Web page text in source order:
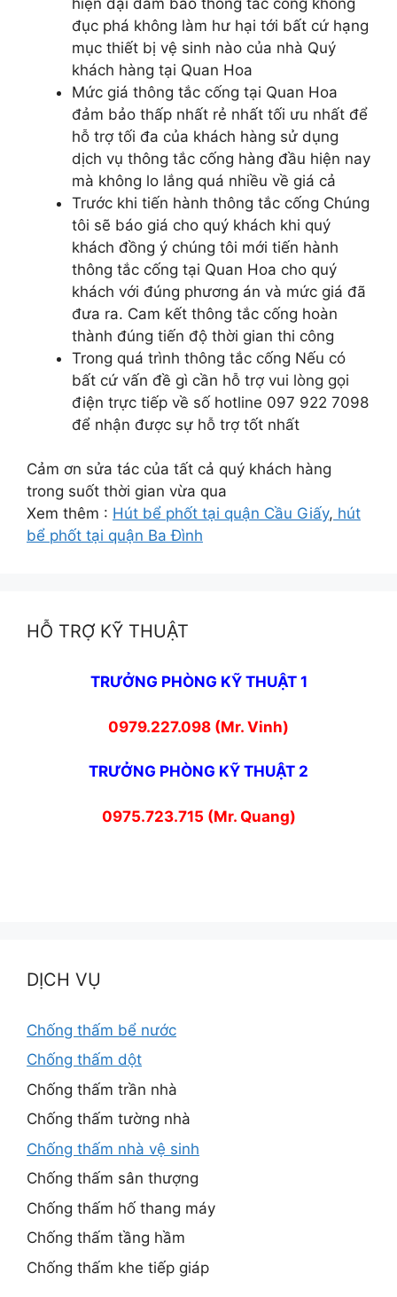
đục phá không làm hư hại tới bất cứ hạng
mục thiết bị vệ sinh nào của nhà Quý
khách hàng tại Quan Hoa
Mức giá thông tắc cống tại Quan Hoa
đảm bảo thấp nhất rẻ nhất tối ưu nhất để
hỗ trợ tối đa của khách hàng sử dụng
dịch vụ thông tắc cống hàng đầu hiện nay
mà không lo lắng quá nhiều về giá cả
Trước khi tiến hành thông tắc cống Chúng
tôi sẽ báo giá cho quý khách khi quý
khách đồng ý chúng tôi mới tiến hành
thông tắc cống tại Quan Hoa cho quý
khách với đúng phương án và mức giá đã
đưa ra. Cam kết thông tắc cống hoàn
thành đúng tiến độ thời gian thi công
Trong quá trình thông tắc cống Nếu có
bất cứ vấn đề gì cần hỗ trợ vui lòng gọi
điện trực tiếp về số hotline 097 922 7098
để nhận được sự hỗ trợ tốt nhất
Cảm ơn sửa tác của tất cả quý khách hàng
trong suốt thời gian vừa qua
Xem thêm : Hút bể phốt tại quận Cầu Giấy, hút
bể phốt tại quận Ba Đình
HỖ TRỢ KỸ THUẬT
TRƯỞNG PHÒNG KỸ THUẬT 1
0979.227.098 (Mr. Vinh)
TRƯỞNG PHÒNG KỸ THUẬT 2
0975.723.715 (Mr. Quang)
DỊCH VỤ
Chống thấm bể nước
Chống thấm dột
Chống thấm trần nhà
Chống thấm tường nhà
Chống thấm nhà vệ sinh
Chống thấm sân thượng
Chống thấm hố thang máy
Chống thấm tầng hầm
Chống thấm khe tiếp giáp